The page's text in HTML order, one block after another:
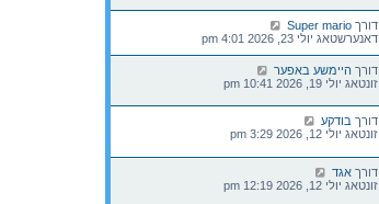
דורך Super mario
דאנערשטאג יולי 23, 2026 4:01 pm
דורך היימשע באפער
זונטאג יולי 19, 2026 10:41 pm
דורך בודקע
זונטאג יולי 12, 2026 3:29 pm
דורך אגד
זונטאג יולי 12, 2026 12:19 pm